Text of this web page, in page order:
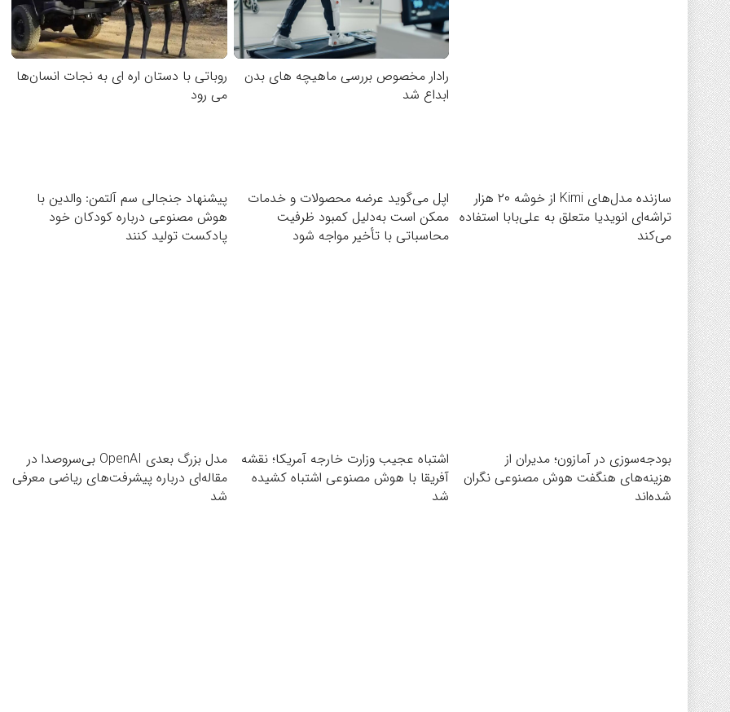
رادار مخصوص بررسی ماهیچه های بدن
ابداع شد
روباتی با دستان اره ای به نجات انسان‌ها
می رود
سازنده مدل‌های Kimi از خوشه ۲۰ هزار
تراشه‌ای انویدیا متعلق به علی‌بابا استفاده
می‌کند
اپل می‌گوید عرضه محصولات و خدمات
ممکن است به‌دلیل کمبود ظرفیت
محاسباتی با تأخیر مواجه شود
پیشنهاد جنجالی سم آلتمن: والدین با
هوش مصنوعی درباره کودکان خود
پادکست تولید کنند
بودجه‌سوزی در آمازون؛ مدیران از
هزینه‌های هنگفت هوش مصنوعی نگران
شده‌اند
اشتباه عجیب وزارت خارجه آمریکا؛ نقشه
آفریقا با هوش مصنوعی اشتباه کشیده
شد
مدل بزرگ بعدی OpenAI بی‌سروصدا در
مقاله‌ای درباره پیشرفت‌های ریاضی معرفی
شد